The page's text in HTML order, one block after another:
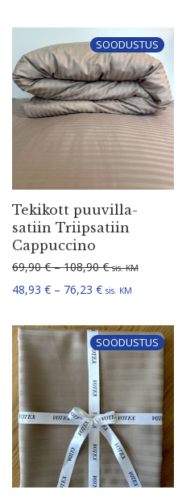
SOODUSTUS
Tekikott puuvil­la­
satiin Triip­satiin
Cappuccino
69,90€ – 108,90€ sis. KM
48,93 € – 76,23 €Hinnavahemik:
sis. KM
SOODUSTUS